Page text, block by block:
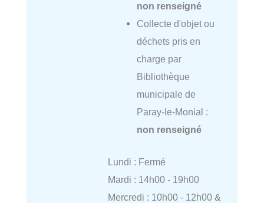
non renseigné
Collecte d'objet ou
déchets pris en
charge par
Bibliothèque
municipale de
Paray-le-Monial :
non renseigné
Lundi : Fermé
Mardi : 14h00 - 19h00
Mercredi : 10h00 - 12h00 &